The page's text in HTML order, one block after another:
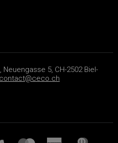
5, CH-2502 Biel-
contact@ceco.ch